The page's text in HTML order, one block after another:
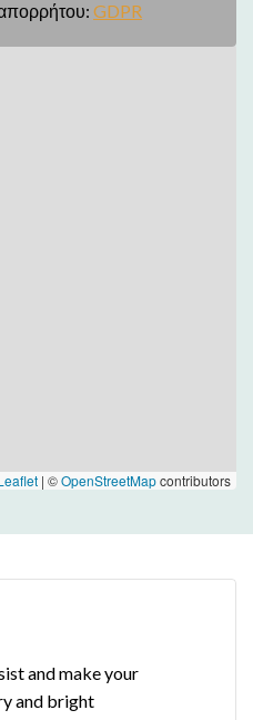
GDPR
| ©OpenStreetMapcontributors
and make your
and bright